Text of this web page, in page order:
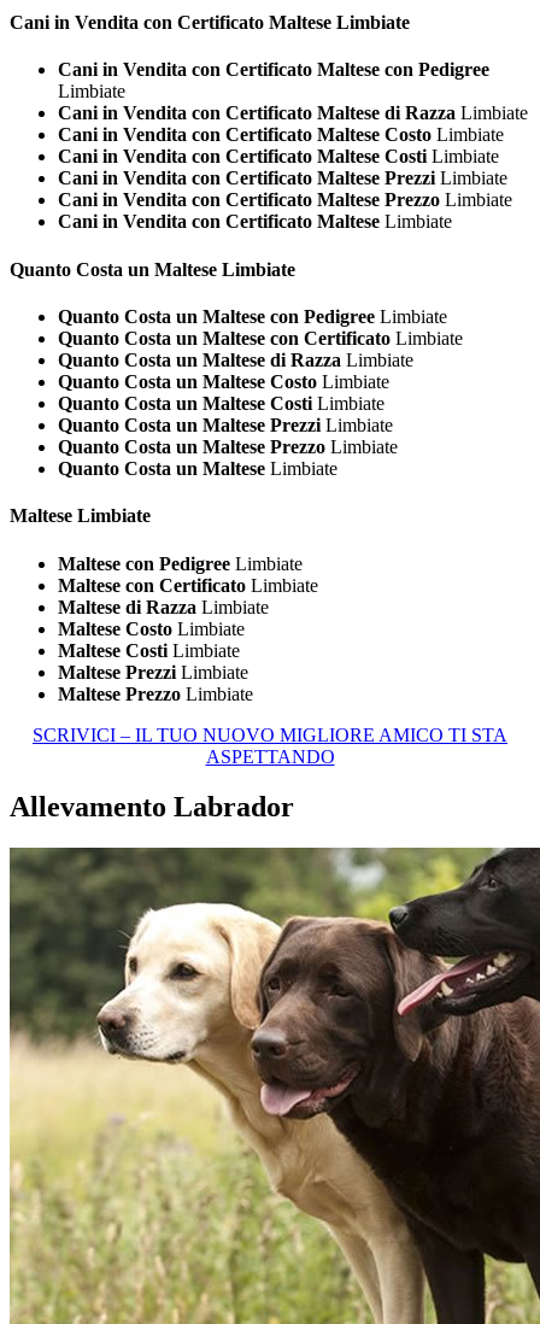
Cani in Vendita con Certificato Maltese Limbiate
Cani in Vendita con Certificato Maltese con Pedigree
Limbiate
Cani in Vendita con Certificato Maltese di Razza Limbiate
Cani in Vendita con Certificato Maltese Costo Limbiate
Cani in Vendita con Certificato Maltese CostiLimbiate
Cani in Vendita con Certificato Maltese PrezziLimbiate
Cani in Vendita con Certificato Maltese Prezzo Limbiate
Cani in Vendita con Certificato Maltese Limbiate
Quanto Costa un Maltese Limbiate
Quanto Costa un Maltese con Pedigree Limbiate
Quanto Costa un Maltese con Certificato Limbiate
Quanto Costa un Maltese di Razza Limbiate
Quanto Costa un Maltese Costo Limbiate
Quanto Costa un Maltese Costi Limbiate
Quanto Costa un Maltese Prezzi Limbiate
Quanto Costa un Maltese Prezzo Limbiate
Quanto Costa un Maltese Limbiate
Maltese Limbiate
Maltese con Pedigree Limbiate
Maltese con Certificato Limbiate
Maltese di Razza Limbiate
Maltese Costo Limbiate
Maltese Costi Limbiate
Maltese Prezzi Limbiate
Maltese Prezzo Limbiate
SCRIVICI – IL TUO NUOVO MIGLIORE AMICO TI STA
ASPETTANDO
Allevamento Labrador